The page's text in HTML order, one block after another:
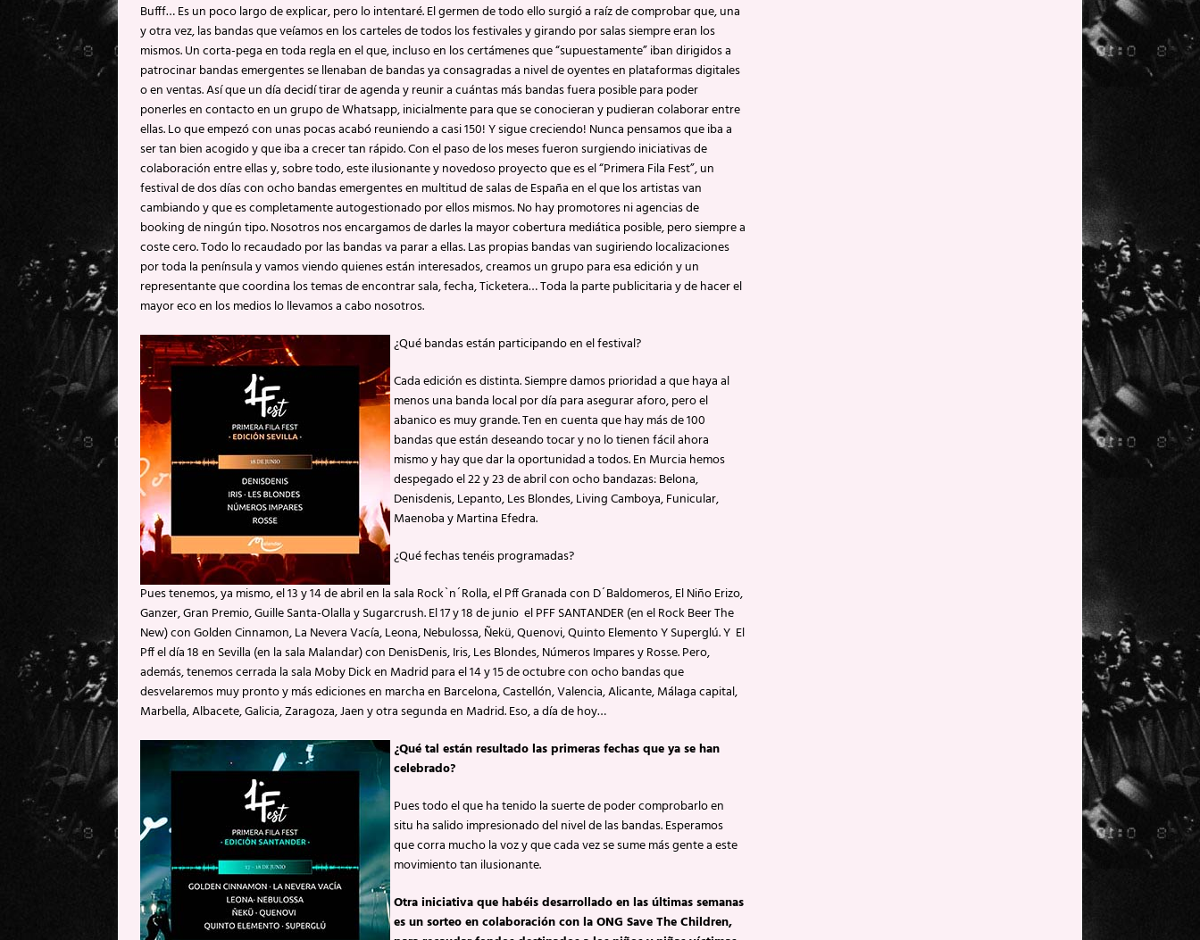
Bufff… Es un poco largo de explicar, pero lo intentaré. El germen de todo ello surgió a raíz de comprobar que, una
y otra vez, las bandas que veíamos en los carteles de todos los festivales y girando por salas siempre eran los
mismos. Un corta-pega en toda regla en el que, incluso en los certámenes que “supuestamente” iban dirigidos a
patrocinar bandas emergentes se llenaban de bandas ya consagradas a nivel de oyentes en plataformas digitales
o en ventas. Así que un día decidí tirar de agenda y reunir a cuántas más bandas fuera posible para poder
ponerles en contacto en un grupo de Whatsapp, inicialmente para que se conocieran y pudieran colaborar entre
ellas. Lo que empezó con unas pocas acabó reuniendo a casi 150! Y sigue creciendo! Nunca pensamos que iba a
ser tan bien acogido y que iba a crecer tan rápido. Con el paso de los meses fueron surgiendo iniciativas de
colaboración entre ellas y, sobre todo, este ilusionante y novedoso proyecto que es el “Primera Fila Fest”, un
festival de dos días con ocho bandas emergentes en multitud de salas de España en el que los artistas van
cambiando y que es completamente autogestionado por ellos mismos. No hay promotores ni agencias de
booking de ningún tipo. Nosotros nos encargamos de darles la mayor cobertura mediática posible, pero siempre a
coste cero. Todo lo recaudado por las bandas va parar a ellas. Las propias bandas van sugiriendo localizaciones
por toda la península y vamos viendo quienes están interesados, creamos un grupo para esa edición y un
representante que coordina los temas de encontrar sala, fecha, Ticketera… Toda la parte publicitaria y de hacer el
mayor eco en los medios lo llevamos a cabo nosotros.
¿Qué bandas están participando en el festival?
Cada edición es distinta. Siempre damos prioridad a que haya al
menos una banda local por día para asegurar aforo, pero el
abanico es muy grande. Ten en cuenta que hay más de 100
bandas que están deseando tocar y no lo tienen fácil ahora
mismo y hay que dar la oportunidad a todos. En Murcia hemos
despegado el 22 y 23 de abril con ocho bandazas: Belona,
Denisdenis, Lepanto, Les Blondes, Living Camboya, Funicular,
Maenoba y Martina Efedra.
¿Qué fechas tenéis programadas?
Pues tenemos, ya mismo, el 13 y 14 de abril en la sala Rock`n´Rolla, el Pff Granada con D´Baldomeros, El Niño Erizo,
Ganzer, Gran Premio, Guille Santa-Olalla y Sugarcrush. El 17 y 18 de junio el PFF SANTANDER (en el Rock Beer The
New) con Golden Cinnamon, La Nevera Vacía, Leona, Nebulossa, Ñekü, Quenovi, Quinto Elemento Y Superglú. Y El
Pff el día 18 en Sevilla (en la sala Malandar) con DenisDenis, Iris, Les Blondes, Números Impares y Rosse. Pero,
además, tenemos cerrada la sala Moby Dick en Madrid para el 14 y 15 de octubre con ocho bandas que
desvelaremos muy pronto y más ediciones en marcha en Barcelona, Castellón, Valencia, Alicante, Málaga capital,
Marbella, Albacete, Galicia, Zaragoza, Jaen y otra segunda en Madrid. Eso, a día de hoy…
¿Qué tal están resultado las primeras fechas que ya se han
celebrado?
Pues todo el que ha tenido la suerte de poder comprobarlo en
situ ha salido impresionado del nivel de las bandas. Esperamos
que corra mucho la voz y que cada vez se sume más gente a este
movimiento tan ilusionante.
Otra iniciativa que habéis desarrollado en las últimas semanas
es un sorteo en colaboración con la ONG Save The Children,